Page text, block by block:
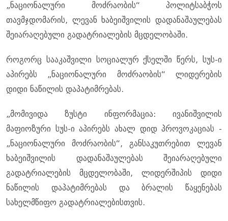
„ნაციონალური მოძრაობის“ პოლიტსაბჭოს
თავმჯდომარის, ლევან ხაბეიშვილის დადანაშაულებას
შეიარაღებული გადატრიალების მცდელობაში.
როგორც სააკაშვილი სოციალურ ქსელში წერს, სუს-ი
აპირებს „ნაციონალური მოძრაობის“ ლიდერების
დიდი ნაწილის დაპატიმრებას.
„მომივიდა ზუსტი ინფორმაცია: ივანიშვილის
მაფიოზური სუს-ი აპირებს ახალ დიდ პროვოკაციას -
„ნაციონალური მოძრაობის“, განსაკუთრებით ლევან
ხაბეიშვილის დადანაშაულებას შეიარაღებული
გადატრიალების მცდელობაში, ლიდერშიპის დიდი
ნაწილის დაპატიმრებას და ბრალის წაყენებას
სახელმწიფო გადატრიალებისთვის.